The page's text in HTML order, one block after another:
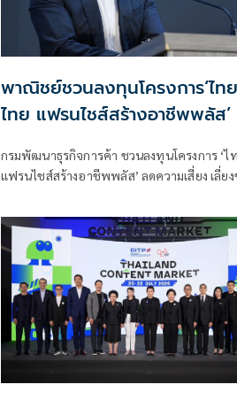
พาณิชย์ชวนลงทุนโครงการ‘ไท
ไทย แฟรนไชส์สร้างอาชีพพลัส’
กรมพัฒนาธุรกิจการค้า ชวนลงทุนโครงการ ‘ไ
แฟรนไชส์สร้างอาชีพพลัส’ ลดความเสี่ยง เลี่ย